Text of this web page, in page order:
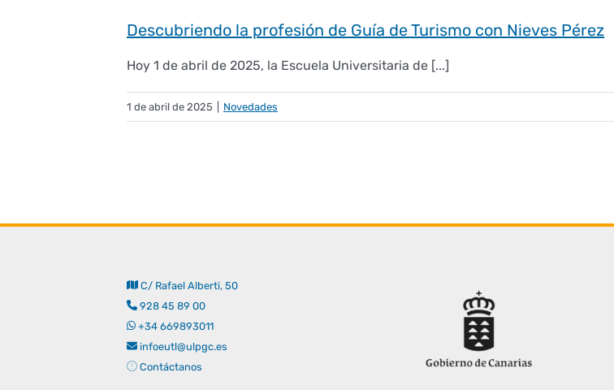
Descubriendo la profesión de Guía de Turismo con Nieves Pérez
Hoy 1 de abril de 2025, la Escuela Universitaria de [...]
1 de abril de 2025 Novedades
C/ Rafael Alberti, 50
928 45 89 00
+34 669893011
infoeutl@ulpgc.es
Contáctanos